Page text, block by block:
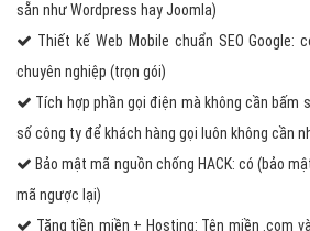
sẵn như Wordpress hay Joomla)
Thiết kế Web Mobile chuẩn SEO Google:
chuyên nghiệp (trọn gói)
Tích hợp phần gọi điện mà không cần bấm
số công ty để khách hàng gọi luôn không cần
Bảo mật mã nguồn chống HACK: có (bảo
mã ngược lại)
Tặng tiền miền + Hosting: Tên miền .com